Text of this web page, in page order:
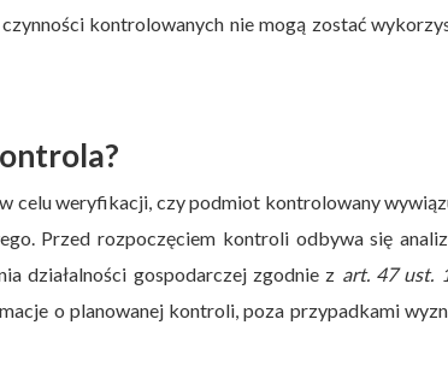
kontrolowanych nie mogą zostać
celu weryfikacji, czy podmiot kontrolowany
Przed rozpoczęciem kontroli odbywa się
działalności gospodarczej zgodnie z art. 47 ust.
o planowanej kontroli, poza przypadkami